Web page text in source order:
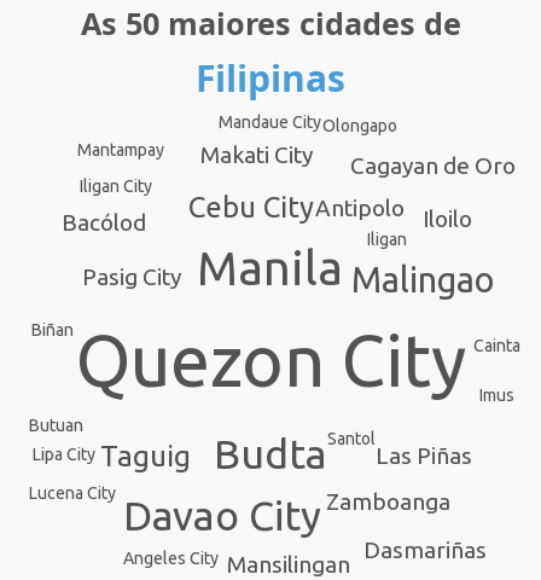
As 50 maiores cidades de
Filipinas
Quezon City
Manila
Budta
Davao City
Malingao
Cebu City
Taguig
Pasig City
Las Piñas
Antipolo
Makati City
Zamboanga
Bacólod
Mansilingan
Cagayan de Oro
Dasmariñas
Iloilo
Iligan
Mandaue City
Iligan City
Butuan
Biñan
Angeles City
Santol
Cainta
Mantampay
Lucena City
Olongapo
Imus
Lipa City